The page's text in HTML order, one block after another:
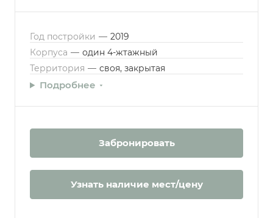
Год постройки — 2019
Корпуса — один 4-жтажный
Территория — своя, закрытая
Подробнее
Забронировать
Узнать наличие мест/цену